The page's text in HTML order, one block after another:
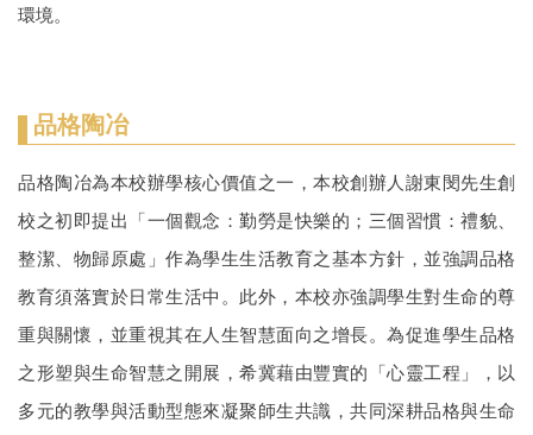
環境。
品格陶冶
品格陶冶為本校辦學核心價值之一，本校創辦人謝東閔先生創
校之初即提出「一個觀念：勤勞是快樂的；三個習慣：禮貌、
整潔、物歸原處」作為學生生活教育之基本方針，並強調品格
教育須落實於日常生活中。此外，本校亦強調學生對生命的尊
重與關懷，並重視其在人生智慧面向之增長。為促進學生品格
之形塑與生命智慧之開展，希冀藉由豐實的「心靈工程」，以
多元的教學與活動型態來凝聚師生共識，共同深耕品格與生命